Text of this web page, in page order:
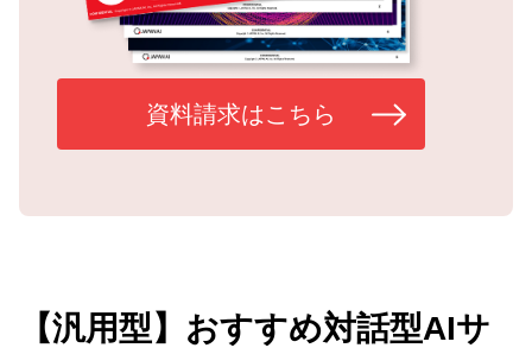
資料請求はこちら
【汎用型】おすすめ対話型AIサ